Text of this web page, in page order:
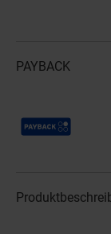
PAYBACK
Payback Punkte